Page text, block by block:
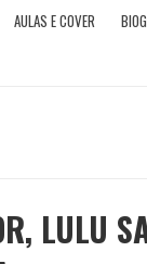
AULAS E COVER
LULU